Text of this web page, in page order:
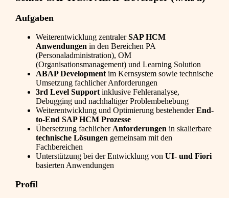
Aufgaben
Weiterentwicklung zentralerSAP HCM
Anwendungen in den Bereichen PA
(Personaladministration), OM
(Organisationsmanagement) und Learning Solution
ABAP Development im Kernsystem sowie technische
Umsetzung fachlicher Anforderungen
3rd Level Support inklusive Fehleranalyse,
Debugging und nachhaltiger Problembehebung
Weiterentwicklung und Optimierung bestehenderEnd-
to-End SAP HCM Prozesse
Übersetzung fachlicher Anforderungen in skalierbare
technische Lösungen gemeinsam mit den
Fachbereichen
Unterstützung bei der Entwicklung von UI- und Fiori
basierten Anwendungen
Profil